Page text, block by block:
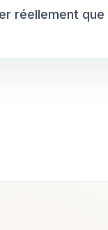
réellement que